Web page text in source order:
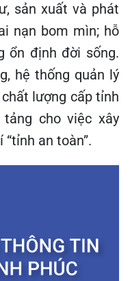
sản xuất và phát
nạn bom mìn; hỗ
ổn định đời sống.
hệ thống quản lý
lượng cấp tỉnh
cho việc xây
an toàn”.